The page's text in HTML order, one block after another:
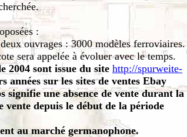
:
ouvrages : 3000 modèles ferroviaires.
sera appelée à évoluer avec le temps.
2004 sont issue du site http://spurweite-
années sur les sites de ventes Ebay
signifie une absence de vente durant la
vente depuis le début de la période
au marché germanophone.